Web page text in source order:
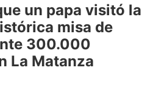
un papa visitó la
misa de
300.000
La Matanza